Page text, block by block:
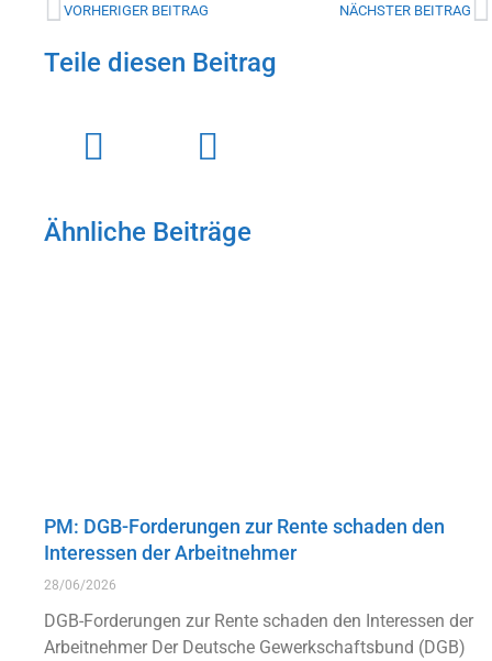
VORHERIGER BEITRAG NÄCHSTER BEITRAG
Teile diesen Beitrag
Ähnliche Beiträge
PM: DGB-Forderungen zur Rente schaden den
Interessen der Arbeitnehmer
28/06/2026
DGB-Forderungen zur Rente schaden den Interessen der
Arbeitnehmer Der Deutsche Gewerkschaftsbund (DGB)